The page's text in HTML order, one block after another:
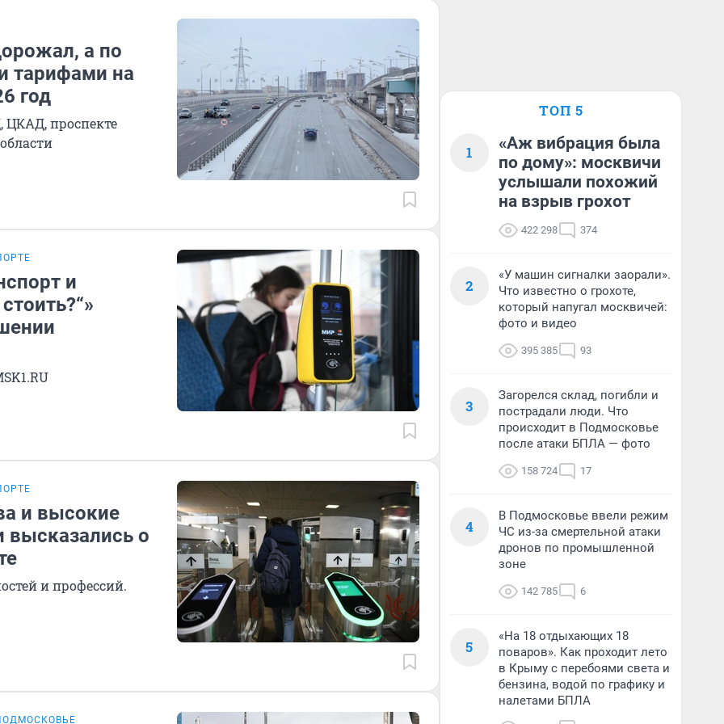
а по
тарифами на
год
ЦКАД, проспекте
и
и высокие
о
и профессий.
ТОП 5
1
«Аж вибрация была
по дому»: москвичи
услышали похожий
на взрыв грохот
422 298 374
2
«У машин сигналки заорали».
Что известно о грохоте,
который напугал москвичей:
фото и видео
395 385 93
3
Загорелся склад, погибли и
пострадали люди. Что
происходит в Подмосковье
после атаки БПЛА — фото
158 724 17
4
В Подмосковье ввели режим
ЧС из-за смертельной атаки
дронов по промышленной
зоне
142 785 6
5
«На 18 отдыхающих 18
поваров». Как проходит лето
в Крыму с перебоями света и
бензина, водой по графику и
налетами БПЛА